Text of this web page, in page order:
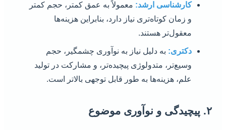
کارشناسی ارشد:معمولاً به عمق کمتر، حجم کمتر
و زمان کوتاه‌تری نیاز دارد، بنابراین هزینه‌ها
معقول‌تر هستند.
دکتری:به دلیل نیاز به نوآوری چشمگیر، حجم
وسیع‌تر، متدولوژی پیچیده‌تر، و مشارکت در تولید
علم، هزینه‌ها به طور قابل توجهی بالاتر است.
۲. پیچیدگی و نوآوری موضوع